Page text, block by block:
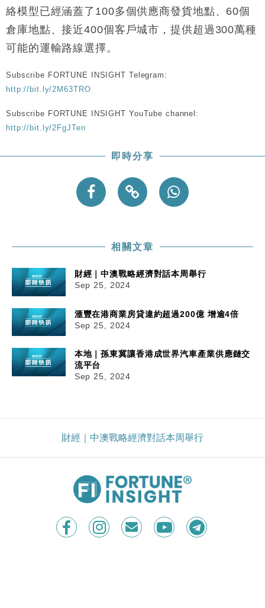
絡模型已經涵蓋了100多個供應商發貨地點、60個
倉庫地點、接近400個客戶城市，提供超過300萬種
可能的運輸路線選擇。
Subscribe FORTUNE INSIGHT Telegram:
http://bit.ly/2M63TRO
Subscribe FORTUNE INSIGHT YouTube channel:
http://bit.ly/2FgJTen
即時分享
相關文章
財經｜中澳戰略經濟對話本周舉行
Sep 25, 2024
滙豐在港商業房貸違約超過200億 增逾4倍
Sep 25, 2024
本地｜孫東冀讓香港成世界汽車產業供應鏈交
流平台
Sep 25, 2024
財經｜中澳戰略經濟對話本周舉行